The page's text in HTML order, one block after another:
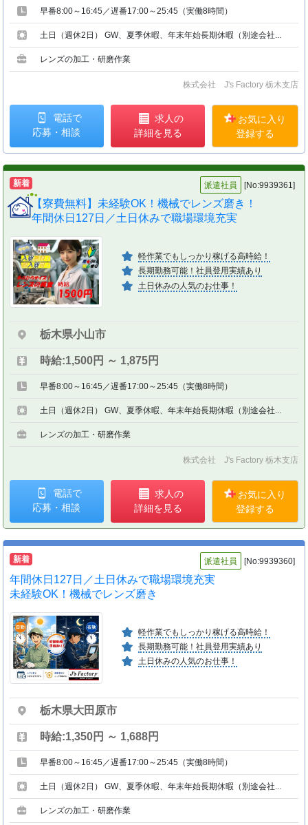
早番8:00～16:45／遅番17:00～25:45（実働8時間）
土日（週休2日） GW、夏季休暇、年末年始長期休暇（別途会社...
レンズの加工・研磨作業
株式会社 J's Factory 栃木支店
電話で
応募・相談
求人の
詳細を見る
お気に入り
登録する
新着 派遣社員 [No:9939361]
【寮費無料】未経験OK！機械でレンズ磨き！
年間休日127日／土日休みで職場環境充実
軽作業でもしっかり稼げる高時給！
長期勤務可能！社員登用実績あり
土日休みの人気のお仕事！
栃木県小山市
時給:1,500円 ～ 1,875円
早番8:00～16:45／遅番17:00～25:45（実働8時間）
土日（週休2日） GW、夏季休暇、年末年始長期休暇（別途会社...
レンズの加工・研磨作業
株式会社 J's Factory 栃木支店
電話で
応募・相談
求人の
詳細を見る
お気に入り
登録する
新着 派遣社員 [No:9939360]
年間休日127日／土日休みで職場環境充実
未経験OK！機械でレンズ磨き
軽作業でもしっかり稼げる高時給！
長期勤務可能！社員登用実績あり
土日休みの人気のお仕事！
栃木県大田原市
時給:1,350円 ～ 1,688円
早番8:00～16:45／遅番17:00～25:45（実働8時間）
土日（週休2日） GW、夏季休暇、年末年始長期休暇（別途会社...
レンズの加工・研磨作業